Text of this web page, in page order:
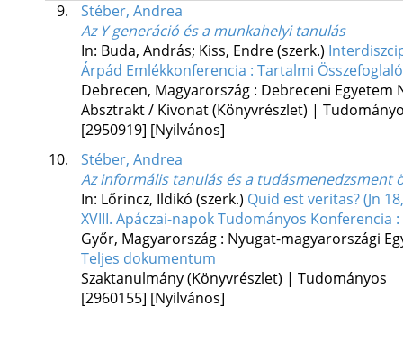
9.
Stéber, Andrea
Az Y generáció és a munkahelyi tanulás
In: Buda, András; Kiss, Endre (szerk.)
Árpád Emlékkonferencia : Tartalmi
Debrecen, Magyarország : Debreceni Egyetem
Absztrakt / Kivonat (Könyvrészlet) |
[2950919] [Nyilvános]
10.
Stéber, Andrea
Az informális tanulás és a tudásmenedzsment
In: Lőrincz, Ildikó (szerk.) Quid est veritas? (Jn
XVIII. Apáczai-napok Tudományos
Győr, Magyarország : Nyugat-magyarországi
Teljes dokumentum
Szaktanulmány (Könyvrészlet) | Tudományos
[2960155] [Nyilvános]